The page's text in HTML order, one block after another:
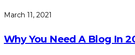
March 11, 2021
Why You Need A Blog In